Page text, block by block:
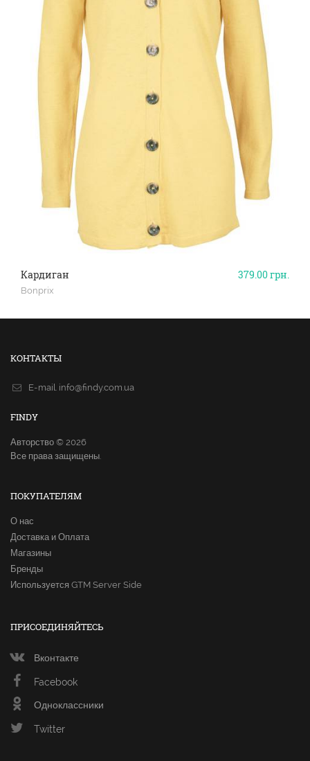
379.00грн.
Кардиган
Bonprix
КОНТАКТЫ
E-mail. info@findy.com.ua
FINDY
Авторство © 2026
Все права защищены.
ПОКУПАТЕЛЯМ
О нас
Доставка и Оплата
Магазины
Бренды
Используется GTM Server Side
ПРИСОЕДИНЯЙТЕСЬ
Вконтакте
Facebook
Одноклассники
Twitter